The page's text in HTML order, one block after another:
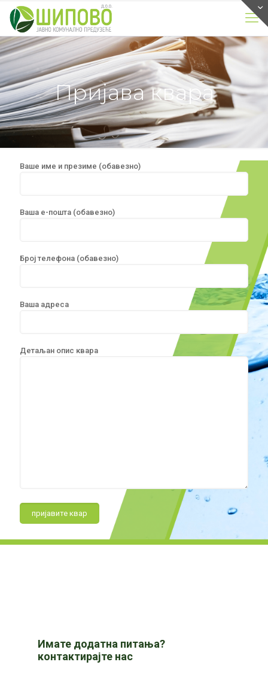
Пријава квара
Ваше име и презиме (обавезно)
Ваша е-пошта (обавезно)
Број телефона (обавезно)
Ваша адреса
Детаљан опис квара
Имате додатна питања?
контактирајте нас